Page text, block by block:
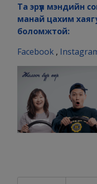
Та эрүүл мэндийн
манай цахим
боломжтой:
Facebook,